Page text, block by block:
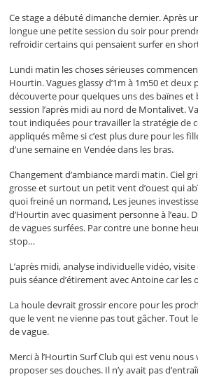
Ce stage a débuté dimanche dernier. Après
longue une petite session du soir pour
refroidir certains qui pensaient surfer en
Lundi matin les choses sérieuses
Hourtin. Vagues glassy d’1m à 1m50 et deux
découverte pour quelques uns des baïnes et
session l’après midi au nord de Montalivet.
tout indiquées pour travailler la stratégie de
appliqués même si c’est plus dure pour les
d’une semaine en Vendée dans les bras.
Changement d’ambiance mardi matin. Ciel
grosse et surtout un petit vent d’ouest qui
quoi freiné un normand, Les jeunes
d’Hourtin avec quasiment personne à l’eau.
de vagues surfées. Par contre une bonne
stop…
L’après midi, analyse individuelle vidéo,
puis séance d’étirement avec Antoine car
La houle devrait grossir encore pour les
que le vent ne vienne pas tout gâcher. Tout
de vague.
Merci à l’Hourtin Surf Club qui est venu
proposer ses douches. Il n’y avait pas